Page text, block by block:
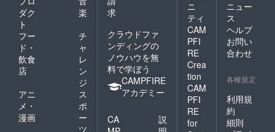
ダク
ト
楽
フー
ド・
飲食
店
チ
ャ
レ
ン
ジ
アニ
メ・
漫画
ス
ポ
ー
ツ
求
クラウドファ
ンディングの
ノウハウを無
料で学ぼう
CAMPFIRE
アカデミー
CA
説
ニ
ティ
CAM
PFI
RE
Crea
tion
CAM
PFI
RE
for
ニュー
ス
ヘルプ
お問い
合わせ
各種規定
利用規
約
細則